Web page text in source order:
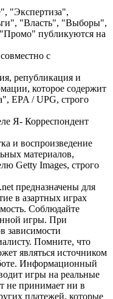
"Экспертиза",
"Власть", "Выборы",
публикуются на
с
републикация и
которое содержит
EPA / UPG, строго
Я- Корреспондент
и воспроизведение
материалов,
Getty Images, строго
предназначены для
в азартных играх
Соблюдайте
игры. При
зависимости
Помните, что
являться источником
Информационный
игры на реальные
не принимает ни в
платежей, которые